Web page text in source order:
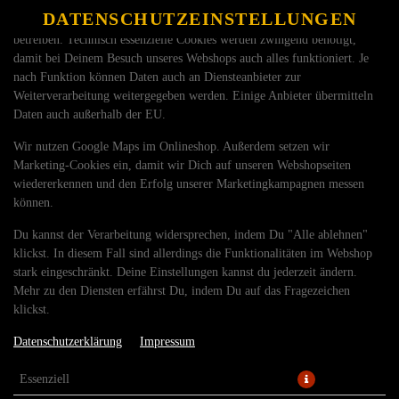
DE
SPRACHE ÄNDERN
PIZZA VEGETARISCH Ø26CM
DATENSCHUTZEINSTELLUNGEN
Wir nutzen Cookies und Dienste Dritter, um unseren Onlineshop zu
betreiben. Technisch essenzielle Cookies werden zwingend benötigt,
damit bei Deinem Besuch unseres Webshops auch alles funktioniert. Je
nach Funktion können Daten auch an Diensteanbieter zur
Weiterverarbeitung weitergegeben werden. Einige Anbieter übermitteln
Daten auch außerhalb der EU.
Wir nutzen Google Maps im Onlineshop. Außerdem setzen wir
Marketing-Cookies ein, damit wir Dich auf unseren Webshopseiten
wiedererkennen und den Erfolg unserer Marketingkampagnen messen
können.
Du kannst der Verarbeitung widersprechen, indem Du "Alle ablehnen"
klickst. In diesem Fall sind allerdings die Funktionalitäten im Webshop
stark eingeschränkt. Deine Einstellungen kannst du jederzeit ändern.
Mehr zu den Diensten erfährst Du, indem Du auf das Fragezeichen
klickst.
Datenschutzerklärung Impressum
Essenziell